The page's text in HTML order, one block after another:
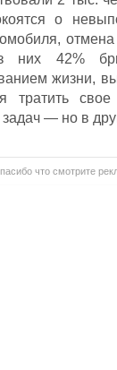
о
42%
жизни,
тратить
— но в
что смотрите